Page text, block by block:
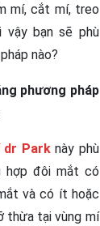
mí, cắt mí, treo
bạn sẽ phù
nào?
phương pháp
dr Parknày phù
hợp đôi mắt có
và có ít hoặc
thừa tại vùng mí